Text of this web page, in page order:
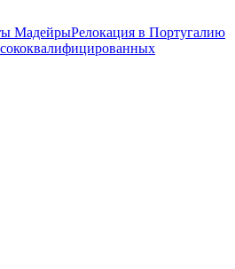
МадейрыРелокация в Португалию